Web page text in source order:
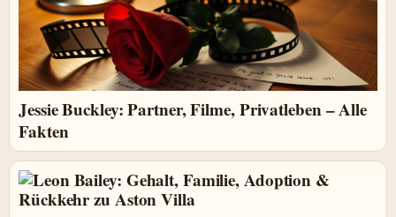
Jessie Buckley: Partner, Filme, Privatleben – Alle
Fakten